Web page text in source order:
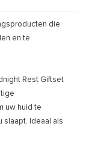
die
en te
Rest Giftset
uw huid te
slaapt. Ideaal als